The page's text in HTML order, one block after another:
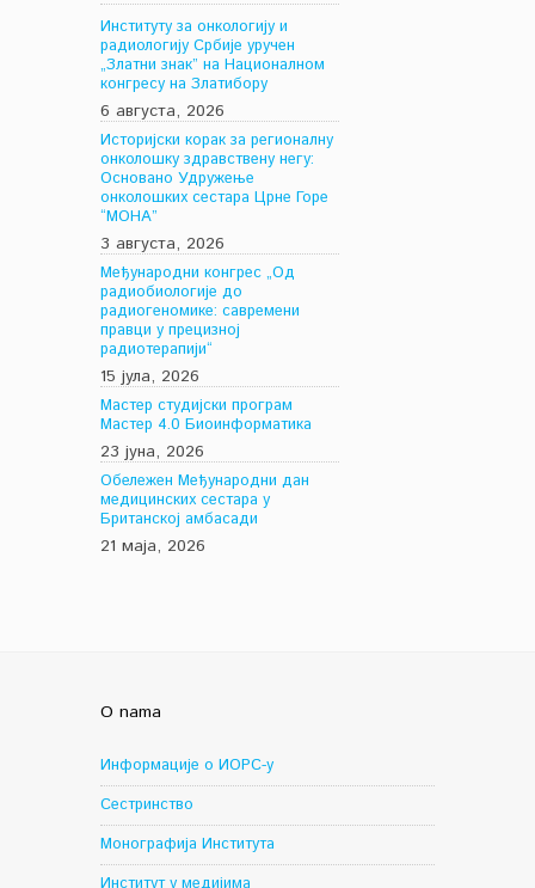
Институту за онкологију и
радиологију Србије уручен
„Златни знак” на Националном
конгресу на Златибору
6 августа, 2026
Историјски корак за регионалну
онколошку здравствену негу:
Основано Удружење
онколошких сестара Црне Горе
“МОНА”
3 августа, 2026
Међународни конгрес „Од
радиобиологије до
радиогеномике: савремени
правци у прецизној
радиотерапији“
15 јула, 2026
Мастер студијски програм
Мастер 4.0 Биоинформатика
23 јуна, 2026
Обележен Међународни дан
медицинских сестара у
Британској амбасади
21 маја, 2026
O nama
Информације о ИОРС-у
Сестринство
Монографија Института
Институт у медијима